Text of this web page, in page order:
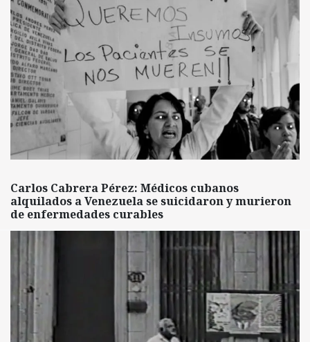
Carlos Cabrera Pérez: Médicos cubanos
alquilados a Venezuela se suicidaron y murieron
de enfermedades curables